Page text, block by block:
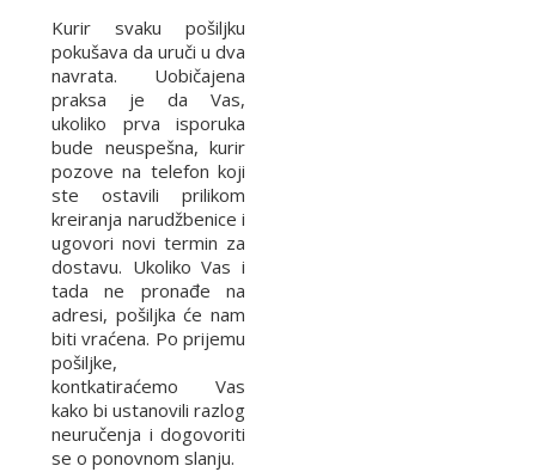
Kurir svaku pošiljku
pokušava da uruči u dva
navrata. Uobičajena
praksa je da Vas,
ukoliko prva isporuka
bude neuspešna, kurir
pozove na telefon koji
ste ostavili prilikom
kreiranja narudžbenice i
ugovori novi termin za
dostavu. Ukoliko Vas i
tada ne pronađe na
adresi, pošiljka će nam
biti vraćena. Po prijemu
pošiljke,
kontkatiraćemo Vas
kako bi ustanovili razlog
neuručenja i dogovoriti
se o ponovnom slanju.